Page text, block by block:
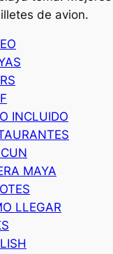
de avion.
INCLUIDO
MAYA
LLEGAR